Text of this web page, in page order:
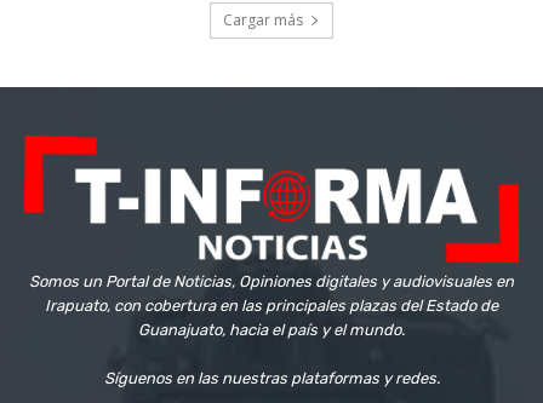
Cargar más
Somos un Portal de Noticias, Opiniones digitales y audiovisuales en
Irapuato, con cobertura en las principales plazas del Estado de
Guanajuato, hacia el país y el mundo.
Síguenos en las nuestras plataformas y redes.